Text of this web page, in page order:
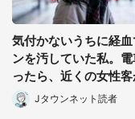
気付かないうちに経
ンを汚していた私。
ったら、近くの女性客
な声で(千葉県・10代
Jタウンネット読者